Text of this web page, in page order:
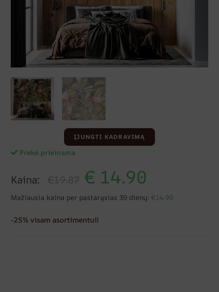
ĮJUNGTI KADRAVIMĄ
Prekė prieinama
Kaina: €19.87 € 14.90
Mažiausia kaina per pastarąsias 30 dienų: €14.90
-25% visam asortimentui!